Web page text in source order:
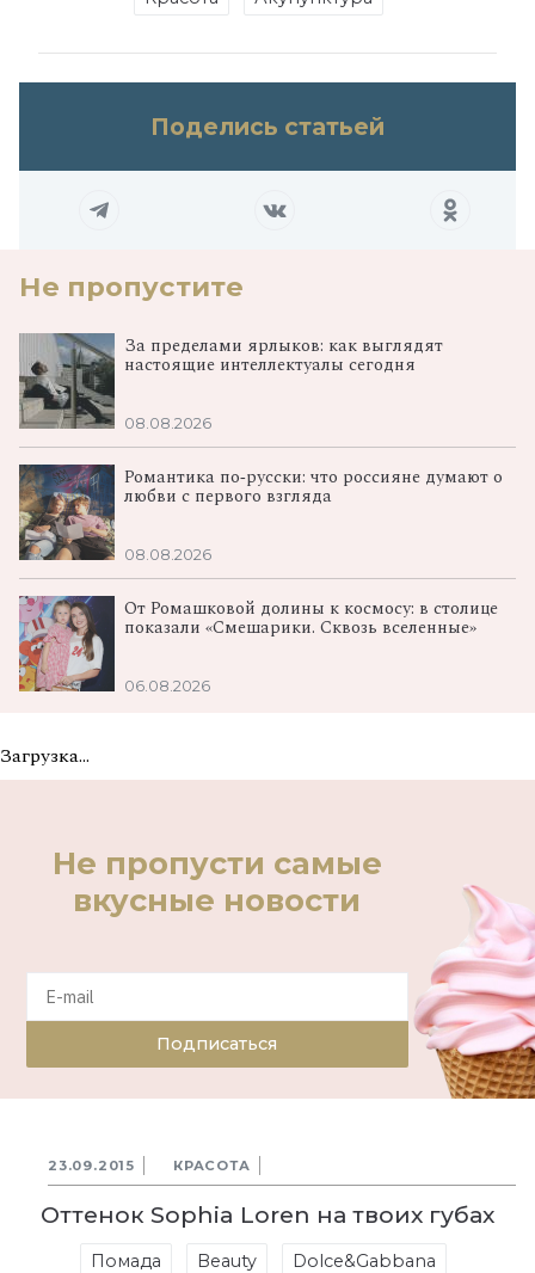
Поделись статьей
Не пропустите
За пределами ярлыков: как выглядят
настоящие интеллектуалы сегодня
08.08.2026
Романтика по‑русски: что россияне думают о
любви с первого взгляда
08.08.2026
От Ромашковой долины к космосу: в столице
показали «Смешарики. Сквозь вселенные»
06.08.2026
Загрузка...
Не пропусти самые
вкусные новости
Подписаться
23.09.2015 КРАСОТА
Оттенок Sophia Loren на твоих губах
Помада Beauty Dolce&Gabbana